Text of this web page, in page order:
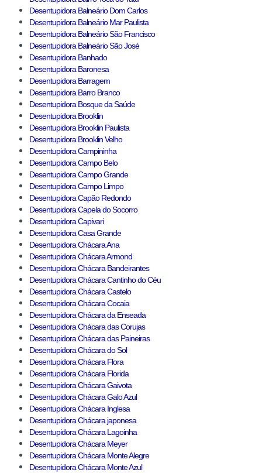
Desentupidora Balneário Dom Carlos
Desentupidora Balneário Mar Paulista
Desentupidora Balneário São Francisco
Desentupidora Balneário São José
Desentupidora Banhado
Desentupidora Baronesa
Desentupidora Barragem
Desentupidora Barro Branco
Desentupidora Bosque da Saúde
Desentupidora Brooklin
Desentupidora Brooklin Paulista
Desentupidora Brooklin Velho
Desentupidora Campininha
Desentupidora Campo Belo
Desentupidora Campo Grande
Desentupidora Campo Limpo
Desentupidora Capão Redondo
Desentupidora Capela do Socorro
Desentupidora Capivari
Desentupidora Casa Grande
Desentupidora Chácara Ana
Desentupidora Chácara Armond
Desentupidora Chácara Bandeirantes
Desentupidora Chácara Cantinho do Céu
Desentupidora Chácara Castelo
Desentupidora Chácara Cocaia
Desentupidora Chácara da Enseada
Desentupidora Chácara das Corujas
Desentupidora Chácara das Paineiras
Desentupidora Chácara do Sol
Desentupidora Chácara Flora
Desentupidora Chácara Florida
Desentupidora Chácara Gaivota
Desentupidora Chácara Galo Azul
Desentupidora Chácara Inglesa
Desentupidora Chácara japonesa
Desentupidora Chácara Lagoinha
Desentupidora Chácara Meyer
Desentupidora Chácara Monte Alegre
Desentupidora Chácara Monte Azul